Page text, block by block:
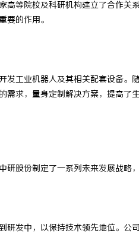
高等院校及科研机构建立了合作
要的作用。
发工业机器人及其相关配套设备
需求，量身定制解决方案，提高
研股份制定了一系列未来发展战略
研发中，以保持技术领先地位。